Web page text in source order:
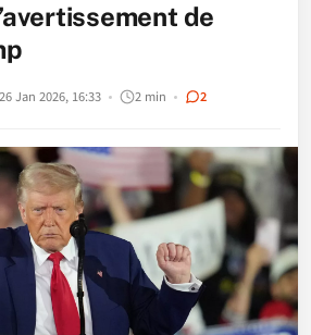
de
26 Jan 2026, 16:33 2 min 2